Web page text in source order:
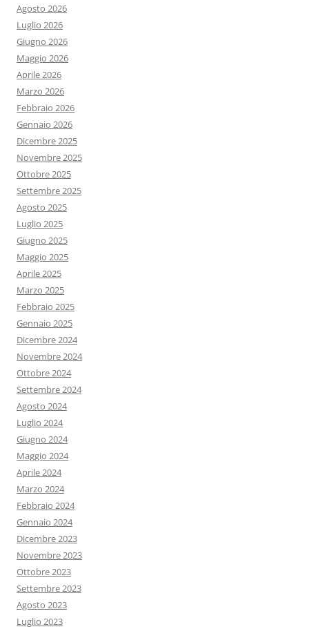
Agosto 2026
Luglio 2026
Giugno 2026
Maggio 2026
Aprile 2026
Marzo 2026
Febbraio 2026
Gennaio 2026
Dicembre 2025
Novembre 2025
Ottobre 2025
Settembre 2025
Agosto 2025
Luglio 2025
Giugno 2025
Maggio 2025
Aprile 2025
Marzo 2025
Febbraio 2025
Gennaio 2025
Dicembre 2024
Novembre 2024
Ottobre 2024
Settembre 2024
Agosto 2024
Luglio 2024
Giugno 2024
Maggio 2024
Aprile 2024
Marzo 2024
Febbraio 2024
Gennaio 2024
Dicembre 2023
Novembre 2023
Ottobre 2023
Settembre 2023
Agosto 2023
Luglio 2023